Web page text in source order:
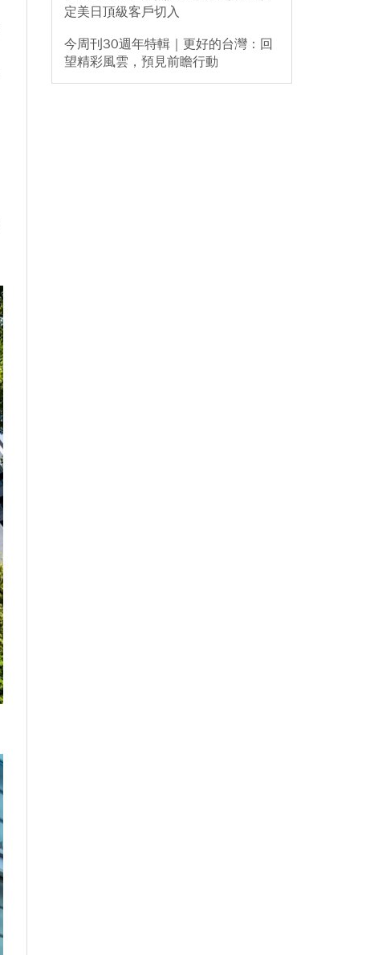
定美日頂級客戶切入
今周刊30週年特輯｜更好的台灣：回
望精彩風雲，預見前瞻行動